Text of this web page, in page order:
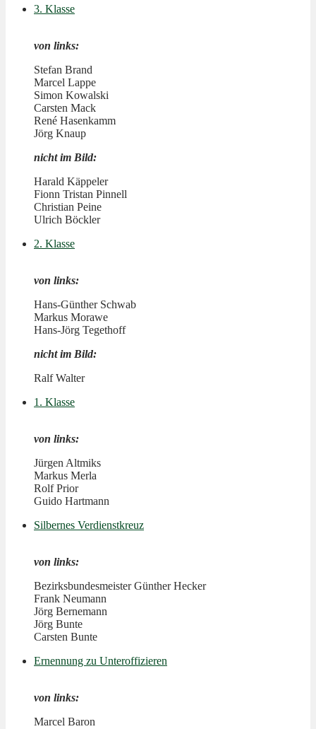
3. Klasse
von links:
Stefan Brand
Marcel Lappe
Simon Kowalski
Carsten Mack
René Hasenkamm
Jörg Knaup
nicht im Bild:
Harald Käppeler
Fionn Tristan Pinnell
Christian Peine
Ulrich Böckler
2. Klasse
von links:
Hans-Günther Schwab
Markus Morawe
Hans-Jörg Tegethoff
nicht im Bild:
Ralf Walter
1. Klasse
von links:
Jürgen Altmiks
Markus Merla
Rolf Prior
Guido Hartmann
Silbernes Verdienstkreuz
von links:
Bezirksbundesmeister Günther Hecker
Frank Neumann
Jörg Bernemann
Jörg Bunte
Carsten Bunte
Ernennung zu Unteroffizieren
von links:
Marcel Baron